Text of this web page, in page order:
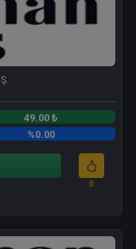
49.00 ₺
%0.00
0